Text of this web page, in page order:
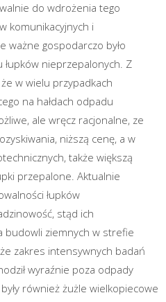
do wdrożenia tego
komunikacyjnych i
ważne gospodarczo było
łupków nieprzepalonych. Z
w wielu przypadkach
na hałdach odpadu
ale wręcz racjonalne, ze
niższą cenę, a w
także większą
przepalone. Aktualnie
łupków
stąd ich
budowli ziemnych w strefie
zakres intensywnych badań
wyraźnie poza odpady
również żużle wielkopiecowe